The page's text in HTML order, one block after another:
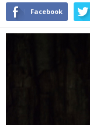
Facebook